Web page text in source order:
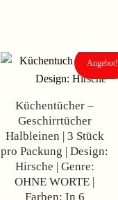
Küchentücher –
Geschirrtücher
Halbleinen | 3 Stück
pro Packung | Design:
Hirsche | Genre:
OHNE WORTE |
Farben: In 6
Angebot!